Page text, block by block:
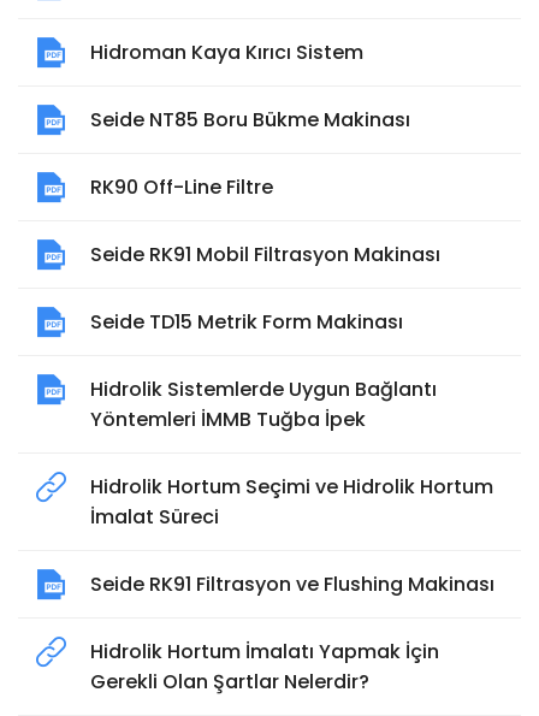
Hidroman Kaya Kırıcı Sistem
Seide NT85 Boru Bükme Makinası
RK90 Off-Line Filtre
Seide RK91 Mobil Filtrasyon Makinası
Seide TD15 Metrik Form Makinası
Hidrolik Sistemlerde Uygun Bağlantı
Yöntemleri İMMB Tuğba İpek
Hidrolik Hortum Seçimi ve Hidrolik Hortum
İmalat Süreci
Seide RK91 Filtrasyon ve Flushing Makinası
Hidrolik Hortum İmalatı Yapmak İçin
Gerekli Olan Şartlar Nelerdir?